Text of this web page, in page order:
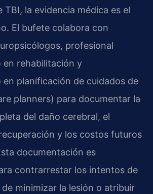
TBI, la evidencia médica es el
El bufete colabora con
profesional
en rehabilitación y
en planificación de cuidados de
planners) para documentar la
del daño cerebral, el
y los costos futuros
documentación es
contrarrestar los intentos de
minimizar la lesión o atribuir